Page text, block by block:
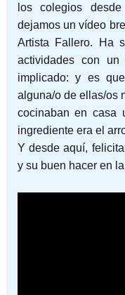
los colegios
dejamos un vídeo
Artista Fallero. Ha
actividades con un
implicado: y es
alguna/o de ellas/os
cocinaban en casa
ingrediente era el
Y desde aquí,
y su buen hacer en